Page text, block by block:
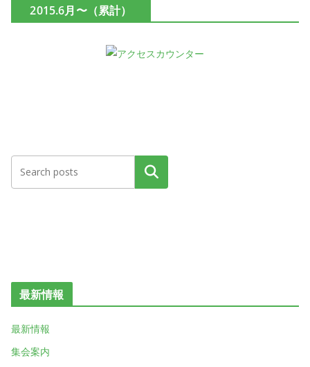
2015.6月〜（累計）
検索
最新情報
最新情報
集会案内